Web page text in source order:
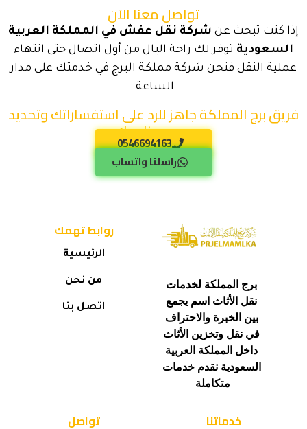
تواصل معنا الآن
إذا كنت تبحث عن شركة نقل عفش في المملكة العربية
السعودية توفر لك راحة البال من أول اتصال حتى انتهاء
عملية النقل فنحن شركة مملكة البرج في خدمتك على مدار
الساعة
فريق برج المملكة جاهز للرد على استفساراتك وتحديد
موعد يناسبك
0546694163
راسلنا واتساب
برج المملكة لخدمات
نقل الأثاث اسم يجمع
بين الخبرة والاحتراف
في نقل وتخزين الأثاث
داخل المملكة العربية
السعودية نقدم خدمات
متكاملة
روابط تهمك
الرئيسية
من نحن
اتصل بنا
خدماتنا تواصل